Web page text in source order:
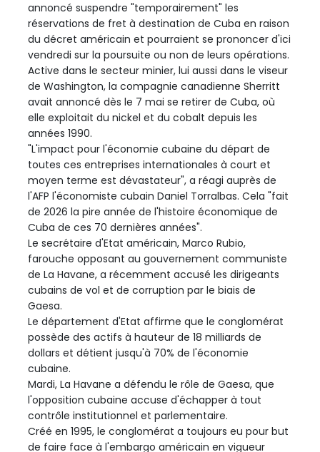
annoncé suspendre "temporairement" les
réservations de fret à destination de Cuba en raison
du décret américain et pourraient se prononcer d'ici
vendredi sur la poursuite ou non de leurs opérations.
Active dans le secteur minier, lui aussi dans le viseur
de Washington, la compagnie canadienne Sherritt
avait annoncé dès le 7 mai se retirer de Cuba, où
elle exploitait du nickel et du cobalt depuis les
années 1990.
"L'impact pour l'économie cubaine du départ de
toutes ces entreprises internationales à court et
moyen terme est dévastateur", a réagi auprès de
l'AFP l'économiste cubain Daniel Torralbas. Cela "fait
de 2026 la pire année de l'histoire économique de
Cuba de ces 70 dernières années".
Le secrétaire d'Etat américain, Marco Rubio,
farouche opposant au gouvernement communiste
de La Havane, a récemment accusé les dirigeants
cubains de vol et de corruption par le biais de
Gaesa.
Le département d'Etat affirme que le conglomérat
possède des actifs à hauteur de 18 milliards de
dollars et détient jusqu'à 70% de l'économie
cubaine.
Mardi, La Havane a défendu le rôle de Gaesa, que
l'opposition cubaine accuse d'échapper à tout
contrôle institutionnel et parlementaire.
Créé en 1995, le conglomérat a toujours eu pour but
de faire face à l'embargo américain en vigueur